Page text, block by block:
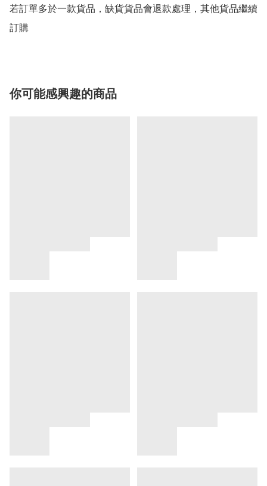
若訂單多於一款貨品，缺貨貨品會退款處理，其他貨品繼續
你可能感興趣的商品